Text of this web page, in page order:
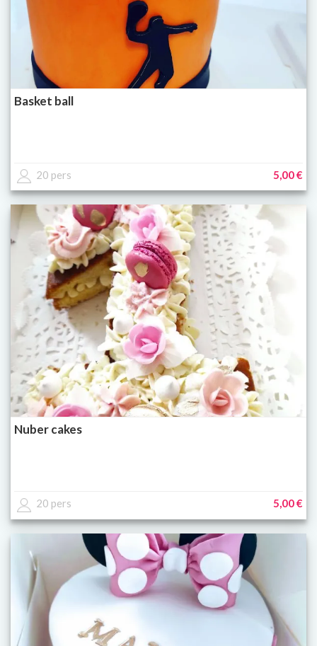
Basket ball
20 pers 5,00 €
Nuber cakes
20 pers 5,00 €